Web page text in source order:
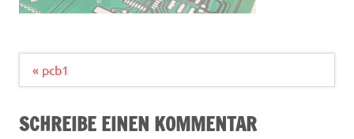
Beitragsnavigation
« pcb1
SCHREIBE EINEN KOMMENTAR